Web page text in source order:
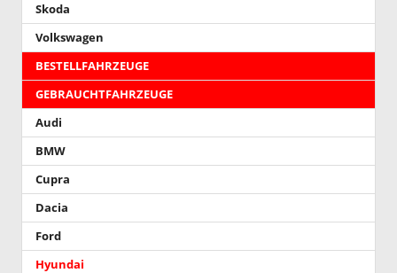
Skoda
Volkswagen
BESTELLFAHRZEUGE
GEBRAUCHTFAHRZEUGE
Audi
BMW
Cupra
Dacia
Ford
Hyundai